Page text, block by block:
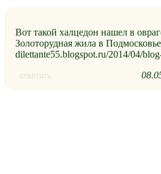
Вот такой халцедон нашел в
Золоторудная жила в
dilettante55.blogspot.ru/2014/04/
ответить